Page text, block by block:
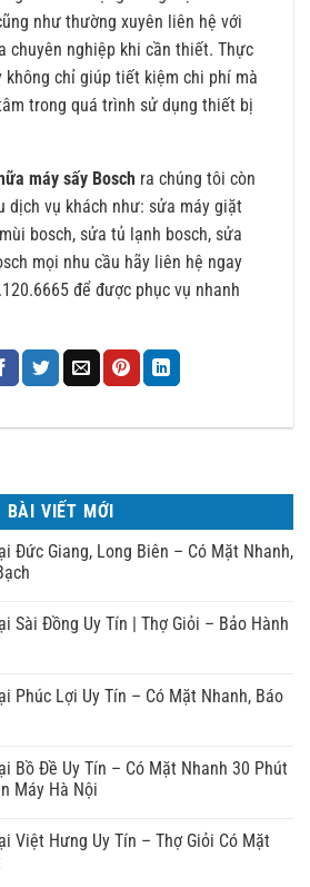
như thường xuyên liên hệ với
chuyên nghiệp khi cần thiết. Thực
không chỉ giúp tiết kiệm chi phí mà
trong quá trình sử dụng thiết bị
máy sấy Bosch ra chúng tôi còn
dịch vụ khách như: sửa máy giặt
bosch, sửa tủ lạnh bosch, sửa
mọi nhu cầu hãy liên hệ ngay
để được phục vụ nhanh
BÀI VIẾT MỚI
Đức Giang, Long Biên – Có Mặt Nhanh,
Sài Đồng Uy Tín | Thợ Giỏi – Bảo Hành
Phúc Lợi Uy Tín – Có Mặt Nhanh, Báo
Bồ Đề Uy Tín – Có Mặt Nhanh 30 Phút
Máy Hà Nội
Việt Hưng Uy Tín – Thợ Giỏi Có Mặt